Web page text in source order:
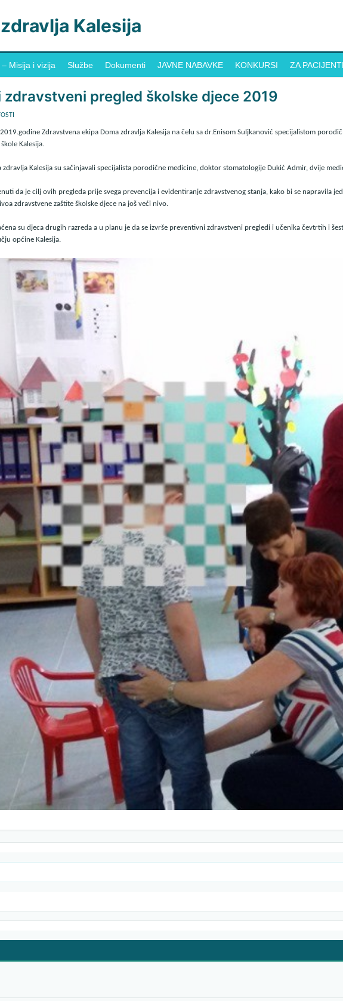
Kalesija
Misija i vizija Službe Dokumenti JAVNE NABAVKE KONKURSI ZA
zdravstveni pregled školske djece 2019
Zdravstvena ekipa Doma zdravlja Kalesija na čelu sa dr.Enisom Suljkanović specijalistom
Kalesija.
zdravlja Kalesija su sačinjavali specijalista porodične medicine, doktor stomatologije Dukić Admir, dvije
da je cilj ovih pregleda prije svega prevencija i evidentiranje zdravstvenog stanja, kako bi se napravila
zdravstvene zaštite školske djece na još veći nivo.
su djeca drugih razreda a u planu je da se izvrše preventivni zdravstveni pregledi i učenika čevtrtih i
općine Kalesija.